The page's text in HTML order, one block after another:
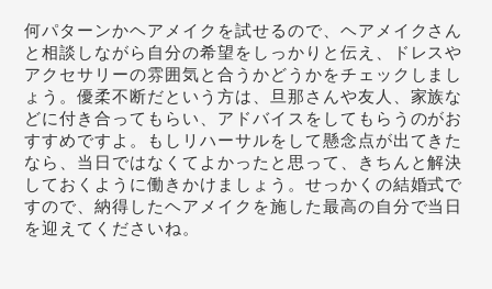
何パターンかヘアメイクを試せるので、ヘアメイクさん
と相談しながら自分の希望をしっかりと伝え、ドレスや
アクセサリーの雰囲気と合うかどうかをチェックしまし
ょう。優柔不断だという方は、旦那さんや友人、家族な
どに付き合ってもらい、アドバイスをしてもらうのがお
すすめですよ。もしリハーサルをして懸念点が出てきた
なら、当日ではなくてよかったと思って、きちんと解決
しておくように働きかけましょう。せっかくの結婚式で
すので、納得したヘアメイクを施した最高の自分で当日
を迎えてくださいね。